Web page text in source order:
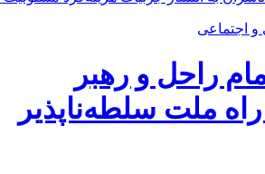
اجتماعی
راحل و رهبر
ملت سلطه‌ناپذیر